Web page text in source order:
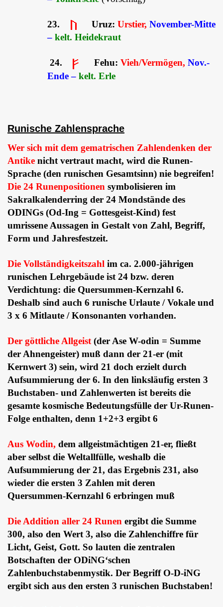
23. Uruz: Urstier, November-Mitte
– kelt. Heidekraut
24. Fehu: Vieh/Vermögen, Nov.-
Ende – kelt. Erle
Runische Zahlensprache
Wer sich mit dem gematrischen Zahlendenken der
Antike nicht vertraut macht, wird die Runen-
Sprache (den runischen Gesamtsinn) nie begreifen!
Die 24 Runenpositionen symbolisieren im
Sakralkalenderring der 24 Mondstände des
ODINGs (Od-Ing = Gottesgeist-Kind) fest
umrissene Aussagen in Gestalt von Zahl, Begriff,
Form und Jahresfestzeit.
Die Vollständigkeitszahl im ca. 2.000-jährigen
runischen Lehrgebäude ist 24 bzw. deren
Verdichtung: die Quersummen-Kernzahl 6.
Deshalb sind auch 6 runische Urlaute / Vokale und
3 x 6 Mitlaute / Konsonanten vorhanden.
Der göttliche Allgeist(der Ase W-odin = Summe
der Ahnengeister) muß dann der 21-er (mit
Kernwert 3) sein, wird 21 doch erzielt durch
Aufsummierung der 6. In den linksläufig ersten 3
Buchstaben- und Zahlenwerten ist bereits die
gesamte kosmische Bedeutungsfülle der Ur-Runen-
Folge enthalten, denn 1+2+3 ergibt 6
Aus Wodin, dem allgeistmächtigen 21-er, fließt
aber selbst die Weltallfülle, weshalb die
Aufsummierung der 21, das Ergebnis 231, also
wieder die ersten 3 Zahlen mit deren
Quersummen-Kernzahl 6 erbringen muß
Die Addition aller 24 Runen ergibt die Summe
300, also den Wert 3, also die Zahlenchiffre für
Licht, Geist, Gott. So lauten die zentralen
Botschaften der ODiNG‘schen
Zahlenbuchstabenmystik. Der Begriff O-D-iNG
ergibt sich aus den ersten 3 runischen Buchstaben!